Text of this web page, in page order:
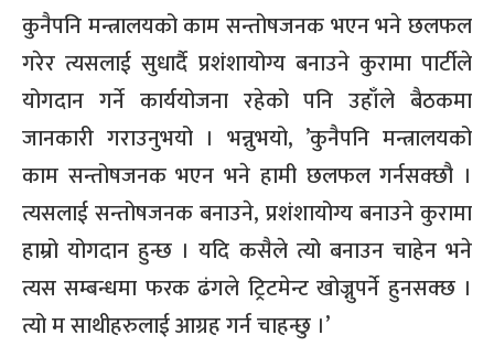
कुनैपनि मन्त्रालयको काम सन्तोषजनक भएन भने छलफल
गरेर त्यसलाई सुधार्दै प्रशंशायोग्य बनाउने कुरामा पार्टीले
योगदान गर्ने कार्ययोजना रहेको पनि उहाँले बैठकमा
जानकारी गराउनुभयो । भन्नुभयो, ’कुनैपनि मन्त्रालयको
काम सन्तोषजनक भएन भने हामी छलफल गर्नसक्छौ ।
त्यसलाई सन्तोषजनक बनाउने, प्रशंशायोग्य बनाउने कुरामा
हाम्रो योगदान हुन्छ । यदि कसैले त्यो बनाउन चाहेन भने
त्यस सम्बन्धमा फरक ढंगले ट्रिटमेन्ट खोज्नुपर्ने हुनसक्छ ।
त्यो म साथीहरुलाई आग्रह गर्न चाहन्छु ।’